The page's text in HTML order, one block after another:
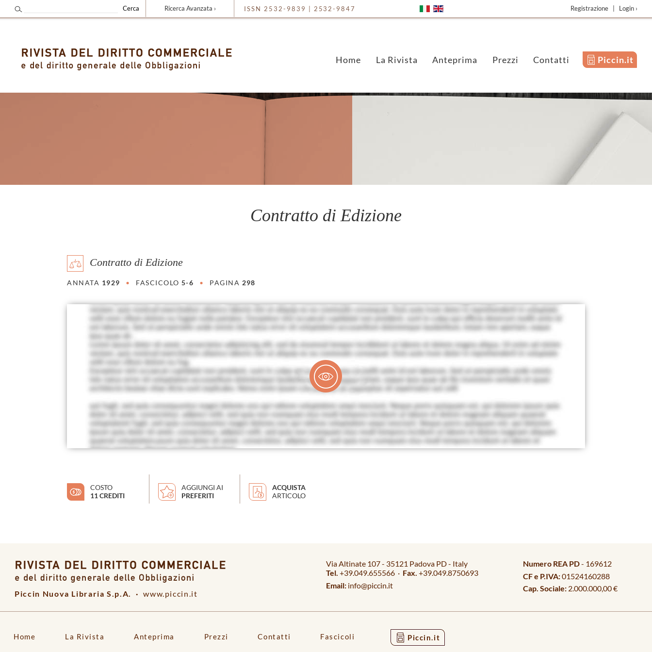
Contratto di Edizione
Contratto di Edizione
ANNATA 1929 • FASCICOLO 5-6 • PAGINA 298
COSTO
11 CREDITI
AGGIUNGI AI
PREFERITI
ACQUISTA
ARTICOLO
Ricerca Avanzata › ISSN 2532-9839 | 2532-9847 Registrazione| Login ›
Home La Rivista Anteprima Prezzi Contatti Piccin.it
Piccin Nuova Libraria S.p.A. · www.piccin.it
Via Altinate 107 - 35121 Padova PD - Italy
Tel. +39.049.655566 · Fax. +39.049.8750693
Email: info@piccin.it
Numero REA PD- 169612
CF e P.IVA:01524160288
Cap. Sociale: 2.000.000,00 €
Home La Rivista Anteprima Prezzi Contatti Fascicoli Piccin.it